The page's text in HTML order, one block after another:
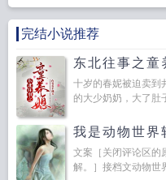
公子形象很是向往。
万没想到...
完结小说推荐
东北往事之童
十岁的春妮被迫卖到
的大少奶奶，大了肚
我是动物世界
文案［关闭评论区的
解。］接档文动物世